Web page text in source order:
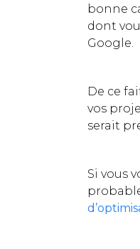
bonne
dont
Google.
De ce
vos
serait
Si vous